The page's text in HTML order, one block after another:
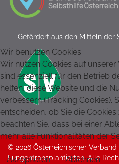
Gefördert aus den Mitteln der
© 2026 Österreichischer Verband
Lungentransplantierten. Alle
Wir benutzen Cookies
Wir nutzen Cookies auf unserer
sind essenziell für den Betrieb
helfen, diese Website und die
verbessern (Tracking Cookies).
entscheiden, ob Sie die
beachten Sie, dass bei einer
mehr alle Funktionalitäten der
Akzeptieren Ablehnen